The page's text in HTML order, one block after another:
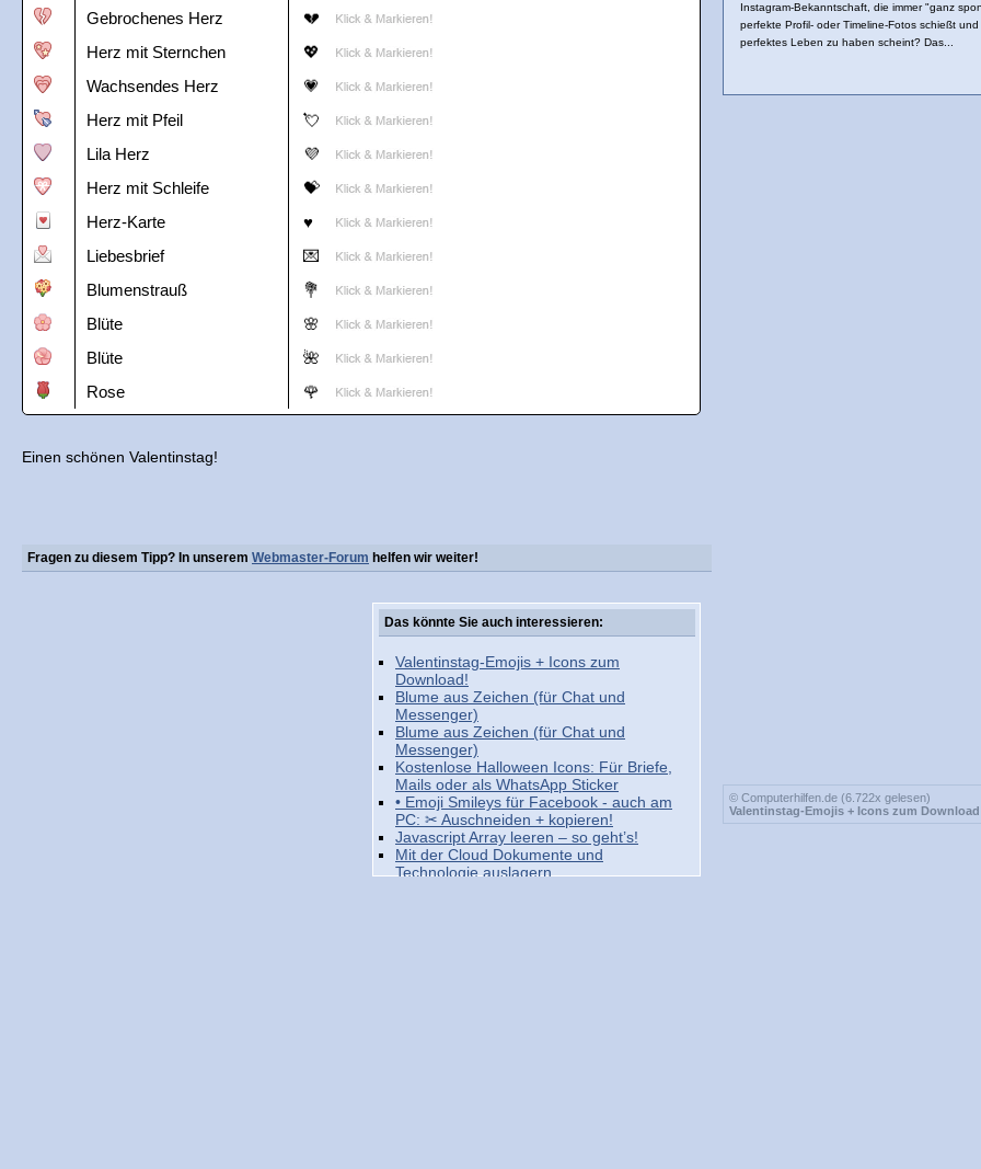
Gebrochenes Herz
Herz mit Sternchen
Wachsendes Herz
Herz mit Pfeil
Lila Herz
Herz mit Schleife
Herz-Karte
Liebesbrief
Blumenstrauß
Blüte
Blüte
Rose
Einen schönen Valentinstag!
Fragen zu diesem Tipp? In unserem Webmaster-Forum helfen wir weiter!
Das könnte Sie auch interessieren:
Valentinstag-Emojis + Icons zum
Download!
Blume aus Zeichen (für Chat und
Messenger)
Blume aus Zeichen (für Chat und
Messenger)
Kostenlose Halloween Icons: Für Briefe,
Mails oder als WhatsApp Sticker
• Emoji Smileys für Facebook - auch am
PC: ✂ Auschneiden + kopieren!
Javascript Array leeren – so geht’s!
Mit der Cloud Dokumente und
Technologie auslagern
Instagram-Bekanntschaft, die immer "ganz
perfekte Profil- oder Timeline-Fotos schießt und
perfektes Leben zu haben scheint? Das...
© Computerhilfen.de (6.722x gelesen)
Valentinstag-Emojis + Icons zum